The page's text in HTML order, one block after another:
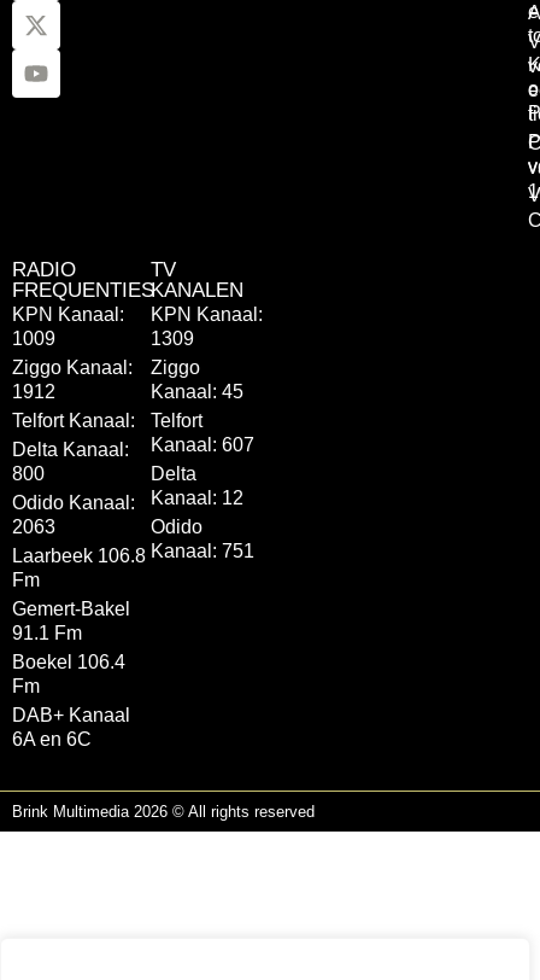
RADIO
FREQUENTIES
KPN Kanaal:
1009
Ziggo Kanaal:
1912
Telfort Kanaal:
Delta Kanaal:
800
Odido Kanaal:
2063
Laarbeek 106.8
Fm
Gemert-Bakel
91.1 Fm
Boekel 106.4
Fm
DAB+ Kanaal
6A en 6C
TV
KANALEN
KPN Kanaal:
1309
Ziggo
Kanaal: 45
Telfort
Kanaal: 607
Delta
Kanaal: 12
Odido
Kanaal: 751
Brink Multimedia 2026 © All rights reserved